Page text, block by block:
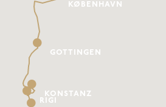
KØBENHAVN
GÖTTINGEN
KONSTANZ
RIGI